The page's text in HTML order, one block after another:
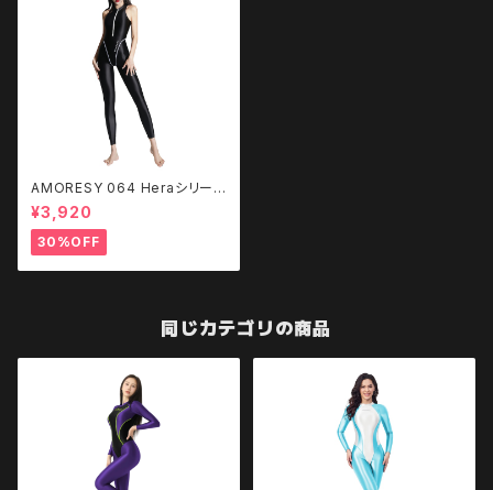
AMORESY 064 Heraシリーズ
フロントジップキャットスーツ
¥3,920
30%OFF
同じカテゴリの商品